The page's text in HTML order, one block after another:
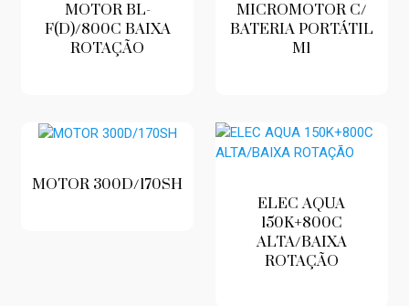
MOTOR BL-
F(D)/800C BAIXA
ROTAÇÃO
MICROMOTOR C/
BATERIA PORTÁTIL
M1
MOTOR 300D/170SH
ELEC AQUA
150K+800C
ALTA/BAIXA
ROTAÇÃO